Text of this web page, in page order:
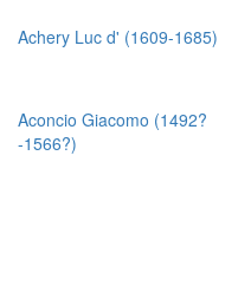
Achery Luc d' (1609-1685)
Aconcio Giacomo (1492?
-1566?)